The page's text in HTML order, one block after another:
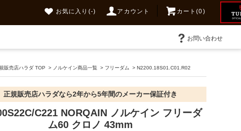
お気に入り (-) アカウント カート(0)
お問い合わせ
販売店ハラダ TOP > ノルケイン商品一覧 > フリーダム >N2200.18S01.C01.R02
正規販売店ハラダなら2年から5年間のメーカー保証付き
C221 NORQAIN ノルケイン フリーダ
ム60 クロノ 43mm